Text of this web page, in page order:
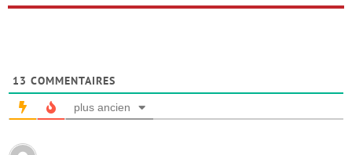
13 COMMENTAIRES
plus ancien